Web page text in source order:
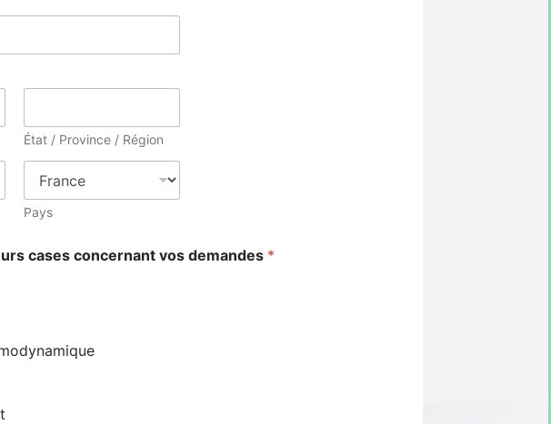
État / Province / Région
Pays
cases concernant vos demandes *